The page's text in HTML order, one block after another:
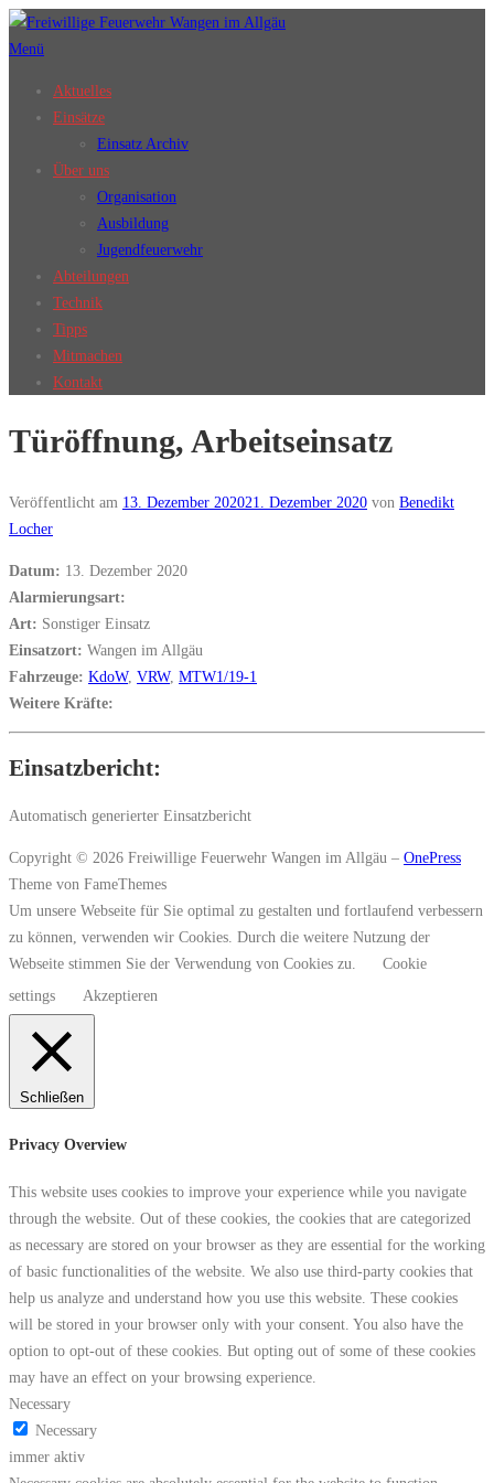
Zum
Inhalt
Menü
Aktuelles
Einsätze
Einsatz Archiv
Über uns
Organisation
Ausbildung
Jugendfeuerwehr
Abteilungen
Technik
Tipps
Mitmachen
Kontakt
Türöffnung, Arbeitseinsatz
Veröffentlicht am 13. Dezember 202021. Dezember 2020 von Benedikt
Locher
Datum: 13. Dezember 2020
Alarmierungsart:
Art: Sonstiger Einsatz
Einsatzort: Wangen im Allgäu
Fahrzeuge: KdoW, VRW, MTW1/19-1
Weitere Kräfte:
Einsatzbericht:
Automatisch generierter Einsatzbericht
Copyright © 2026 Freiwillige Feuerwehr Wangen im Allgäu – OnePress
Theme von FameThemes
Um unsere Webseite für Sie optimal zu gestalten und fortlaufend verbessern
zu können, verwenden wir Cookies. Durch die weitere Nutzung der
Webseite stimmen Sie der Verwendung von Cookies zu.
Cookie
settings
Akzeptieren
Schließen
Privacy Overview
This website uses cookies to improve your experience while you navigate
through the website. Out of these cookies, the cookies that are categorized
as necessary are stored on your browser as they are essential for the working
of basic functionalities of the website. We also use third-party cookies that
help us analyze and understand how you use this website. These cookies
will be stored in your browser only with your consent. You also have the
option to opt-out of these cookies. But opting out of some of these cookies
may have an effect on your browsing experience.
Necessary
Necessary
immer aktiv